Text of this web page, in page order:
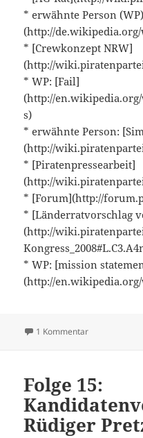
* erwähnte Person
(http://
* [Crewkonzept NRW]
(http://
* WP: [Fail]
(http://
s)
* erwähnte Person:
(http://
* [Piratenpressearbeit]
(http://
* [Forum](http://
* [Länderratvorschlag
(http://
* WP: [mission
(http://
1 Kommentarzu Folge 16:
Folge 15:
Rüdiger